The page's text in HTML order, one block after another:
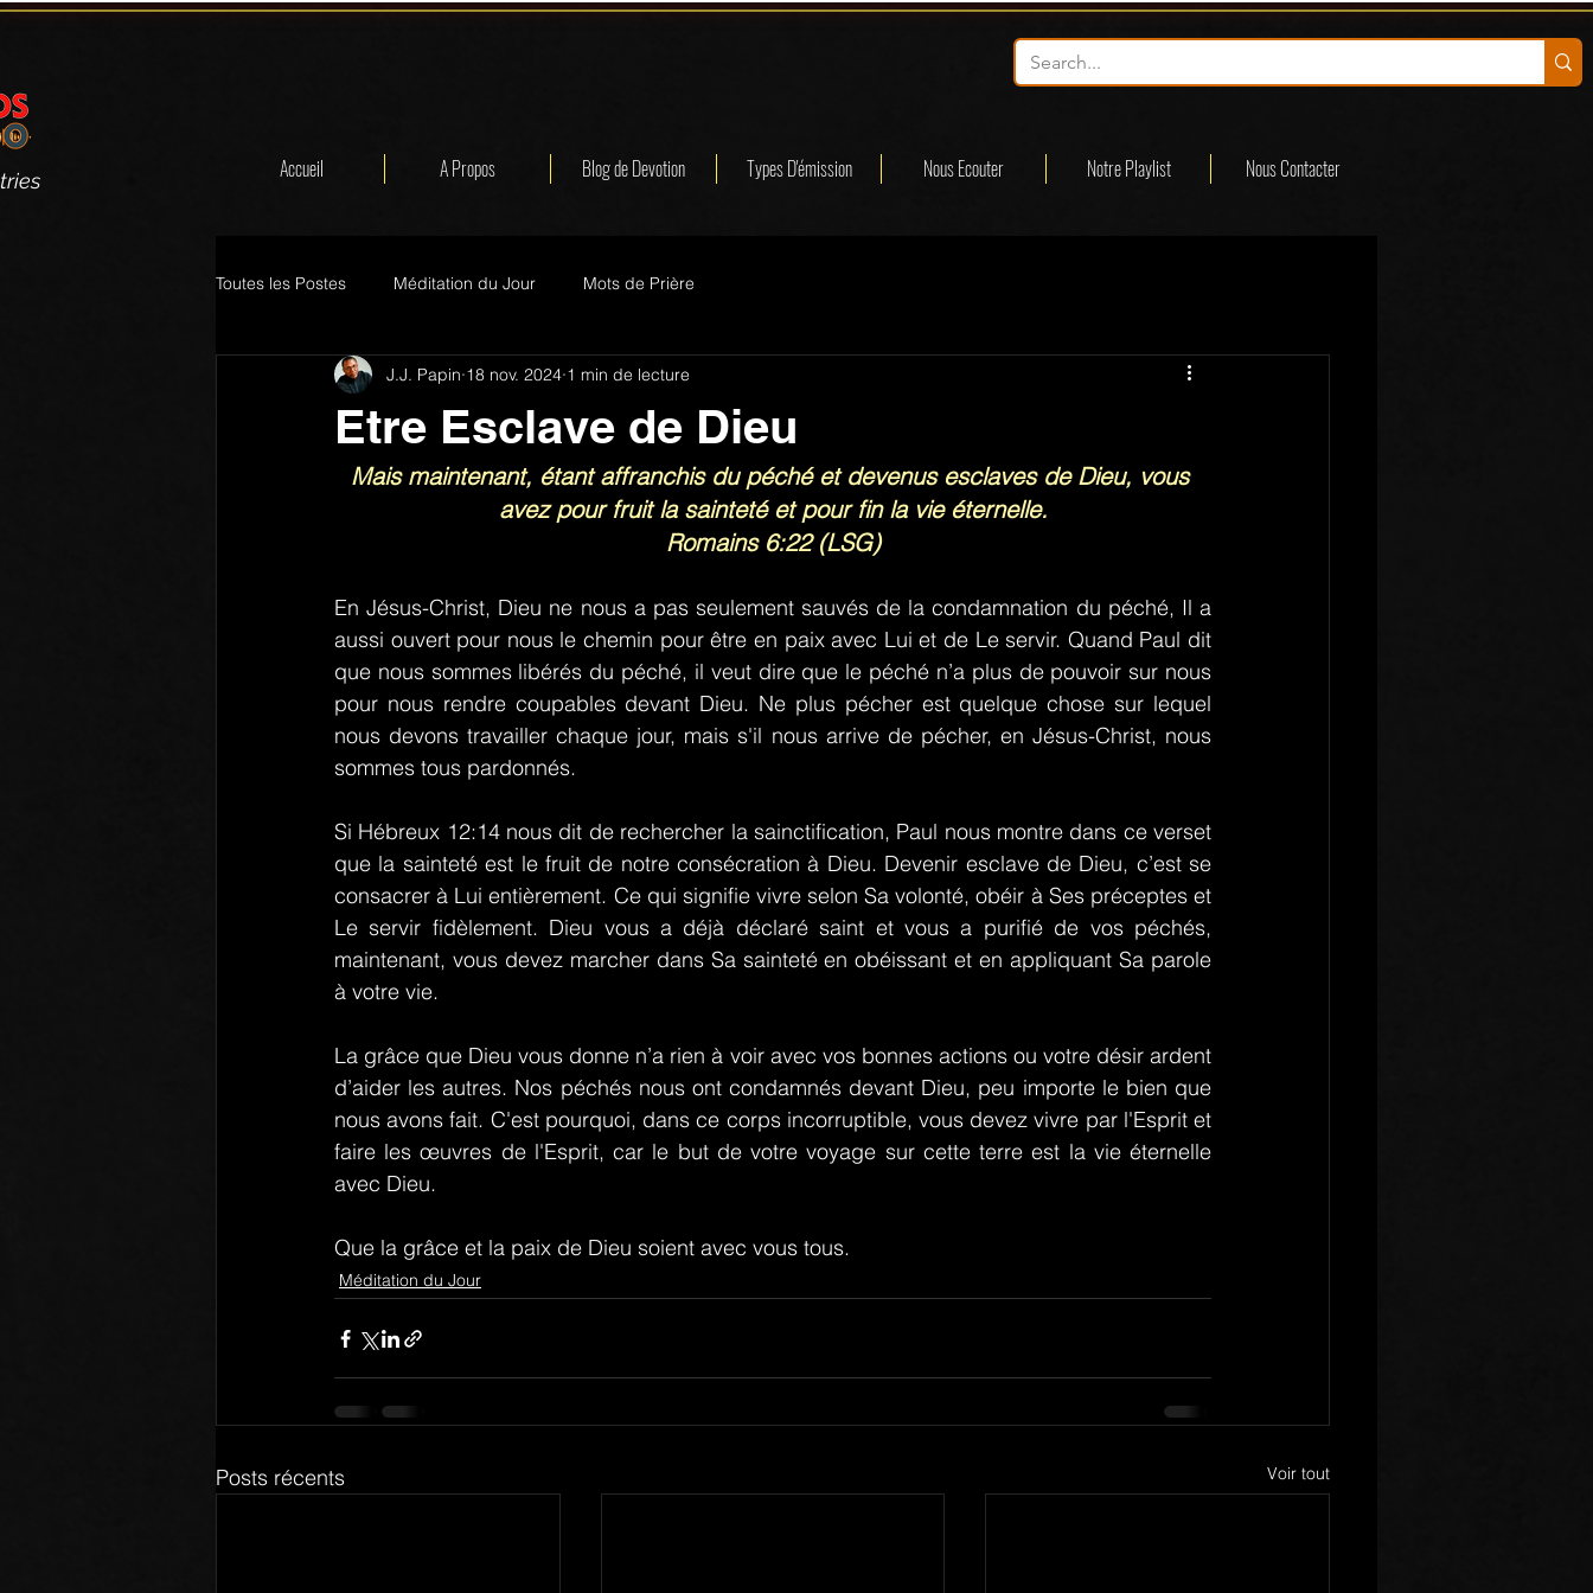
Accueil A Propos Blog de Devotion Types D'émission Nous Ecouter Notre Playlist Nous Contacter
Toutes les Postes Méditation du Jour Mots de Prière
Etre Esclave de Dieu
J.J. Papin 18 nov. 2024 1 min de lecture
Mais maintenant, étant affranchis du péché et devenus esclaves de Dieu, vous
avez pour fruit la sainteté et pour fin la vie éternelle.
Romains 6:22 (LSG)
En Jésus-Christ, Dieu ne nous a pas seulement sauvés de la condamnation du péché, Il a
aussi ouvert pour nous le chemin pour être en paix avec Lui et de Le servir. Quand Paul dit
que nous sommes libérés du péché, il veut dire que le péché n’a plus de pouvoir sur nous
pour nous rendre coupables devant Dieu. Ne plus pécher est quelque chose sur lequel
nous devons travailler chaque jour, mais s'il nous arrive de pécher, en Jésus-Christ, nous
sommes tous pardonnés.
Si Hébreux 12:14 nous dit de rechercher la sainctification, Paul nous montre dans ce verset
que la sainteté est le fruit de notre consécration à Dieu. Devenir esclave de Dieu, c’est se
consacrer à Lui entièrement. Ce qui signifie vivre selon Sa volonté, obéir à Ses préceptes et
Le servir fidèlement. Dieu vous a déjà déclaré saint et vous a purifié de vos péchés,
maintenant, vous devez marcher dans Sa sainteté en obéissant et en appliquant Sa parole
à votre vie.
La grâce que Dieu vous donne n’a rien à voir avec vos bonnes actions ou votre désir ardent
d’aider les autres. Nos péchés nous ont condamnés devant Dieu, peu importe le bien que
nous avons fait. C'est pourquoi, dans ce corps incorruptible, vous devez vivre par l'Esprit et
faire les œuvres de l'Esprit, car le but de votre voyage sur cette terre est la vie éternelle
avec Dieu.
Que la grâce et la paix de Dieu soient avec vous tous.
Méditation du Jour
Posts récents Voir tout